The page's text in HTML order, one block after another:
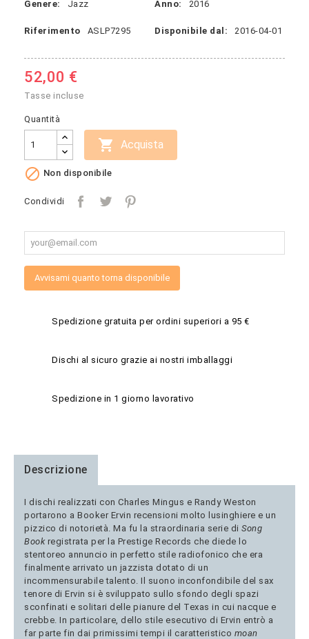
Genere: Jazz Anno: 2016
Riferimento ASLP7295 Disponibile dal: 2016-04-01
52,00 €
Tasse incluse
Quantità
 Acquista
 Non disponibile
Condividi
Avvisami quanto torna disponibile
Spedizione gratuita per ordini superiori a 95 €
Dischi al sicuro grazie ai nostri imballaggi
Spedizione in 1 giorno lavorativo
Descrizione
I dischi realizzati con Charles Mingus e Randy Weston
portarono a Booker Ervin recensioni molto lusinghiere e un
pizzico di notorietà. Ma fu la straordinaria serie di Song
Bookregistrata per la Prestige Records che diede lo
stentoreo annuncio in perfetto stile radiofonico che era
finalmente arrivato un jazzista dotato di un
incommensurabile talento. Il suono inconfondibile del sax
tenore di Ervin si è sviluppato sullo sfondo degli spazi
sconfinati e solitari delle pianure del Texas in cui nacque e
crebbe. In particolare, dello stile esecutivo di Ervin entrò a
far parte fin dai primissimi tempi il caratteristico moan